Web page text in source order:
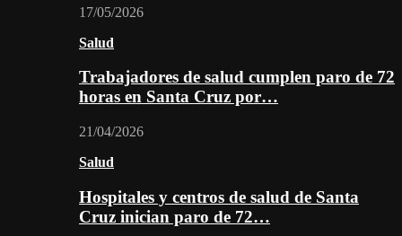
17/05/2026
Salud
Trabajadores de salud cumplen paro de 72
horas en Santa Cruz por…
21/04/2026
Salud
Hospitales y centros de salud de Santa
Cruz inician paro de 72…